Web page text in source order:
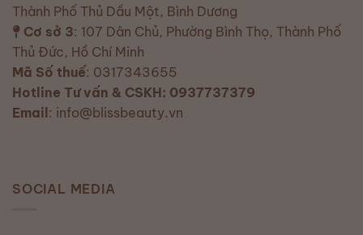
Thành Phố Thủ Dầu Một, Bình Dương
Cơ sở 3: 107 Dân Chủ, Phường Bình Thọ, Thành Phố
Thủ Đức, Hồ Chí Minh
Mã Số thuế: 0317343655
Hotline Tư vấn & CSKH: 0937737379
Email: info@blissbeauty.vn
SOCIAL MEDIA